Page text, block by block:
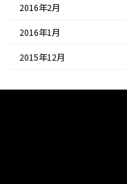
2016年2月
2016年1月
2015年12月